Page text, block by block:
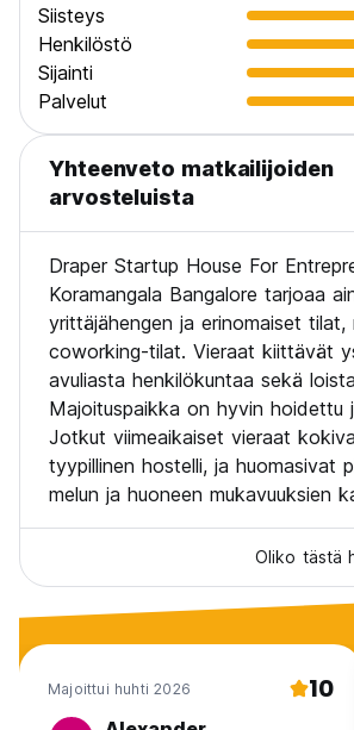
Siisteys
Henkilöstö
Sijainti
Palvelut
Yhteenveto matkailijoiden
arvosteluista
Draper Startup House For
Koramangala Bangalore tarjoaa
yrittäjähengen ja erinomaiset tilat,
coworking-tilat. Vieraat kiittävät
avuliasta henkilökuntaa sekä
Majoituspaikka on hyvin hoidettu
Jotkut viimeaikaiset vieraat
tyypillinen hostelli, ja huomasivat
melun ja huoneen mukavuuksien
Oliko tästä
Majoittui huhti 2026 10